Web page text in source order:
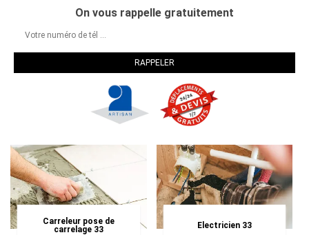
On vous rappelle gratuitement
Carreleur pose de
carrelage 33
Electricien 33